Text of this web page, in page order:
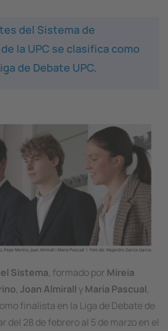
del Sistema de
la UPC se clasifica como
de Debate UPC.
Sistema, formado por Mireia
, Joan Almirall yMaria Pascual,
finalista en la Liga de Debate de
del 28 de febrero al 5 de marzo en el